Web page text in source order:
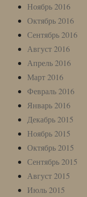
Ноябрь 2016
Октябрь 2016
Сентябрь 2016
Август 2016
Апрель 2016
Март 2016
Февраль 2016
Январь 2016
Декабрь 2015
Ноябрь 2015
Октябрь 2015
Сентябрь 2015
Август 2015
Июль 2015